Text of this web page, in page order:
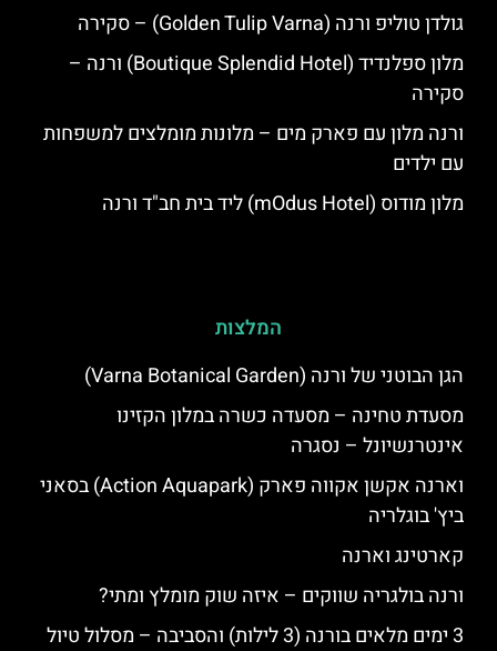
גולדן טוליפ ורנה (Golden Tulip Varna) – סקירה
מלון ספלנדיד (Boutique Splendid Hotel) ורנה –
סקירה
ורנה מלון עם פארק מים – מלונות מומלצים למשפחות
עם ילדים
מלון מודוס (mOdus Hotel) ליד בית חב"ד ורנה
המלצות
הגן הבוטני של ורנה (Varna Botanical Garden)
מסעדת טחינה – מסעדה כשרה במלון הקזינו
אינטרנשיונל – נסגרה
וארנה אקשן אקווה פארק (Action Aquapark) בסאני
ביץ' בוגלריה
קארטינג וארנה
ורנה בולגריה שווקים – איזה שוק מומלץ ומתי?
3 ימים מלאים בורנה (3 לילות) והסביבה – מסלול טיול